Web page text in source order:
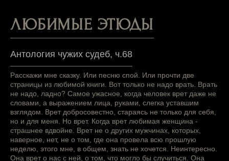
ЛЮБИМЫЕ ЭТЮДЫ
Антология чужих судеб, ч.68
Расскажи мне сказку. Или песню спой. Или прочти две
страницы из любимой книги. Вот только не надо врать. Врать
не надо, ладно? Самое ужасное, когда человек врет даже не
словами, а выражением лица, руками, слегка уставшим
взглядом. Врет добросовестно, стараясь не только для себя,
но и для меня. Но врет. Когда врет любимая женщина -
страшнее вдвойне. Врет не о других мужчинах, которых,
наверное, нет, не о том, где она провела всю прошлую
неделю, этого мне, в общем, знать не хочется. Неинтересно.
Она врет о нас с ней, о том, что могло бы случиться. Она